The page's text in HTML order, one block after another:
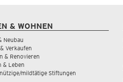
& WOHNEN
Neubau
Verkaufen
& Renovieren
& Leben
mildtätige Stiftungen